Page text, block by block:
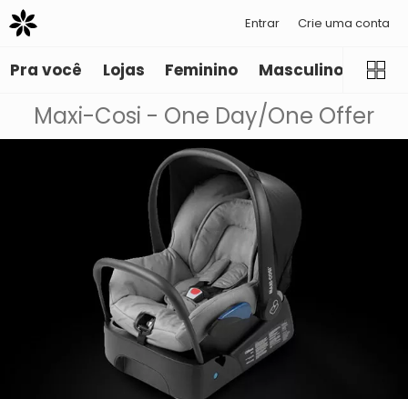
Entrar Crie uma conta
Pra você Lojas Feminino Masculino
Maxi-Cosi - One Day/One Offer